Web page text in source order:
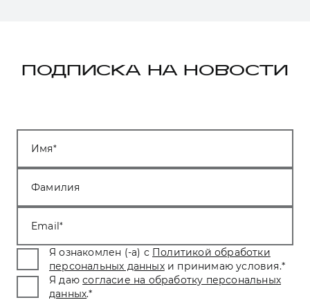
ПОДПИСКА НА НОВОСТИ
Имя
Фамилия
Email
Я ознакомлен (-а) с Политикой обработки
персональных данных и принимаю условия.*
Я даю согласие на обработку персональных
данных.*